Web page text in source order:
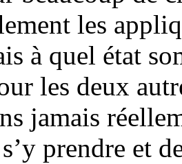
les
à quel état
les deux
jamais
prendre et